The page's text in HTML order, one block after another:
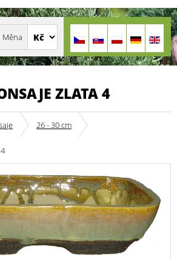
ZLATA 4
26 - 30 cm